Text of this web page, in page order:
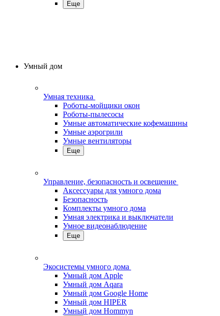
Еще
Умный дом
Умная техника
Роботы-мойщики окон
Роботы-пылесосы
Умные автоматические кофемашины
Умные аэрогрили
Умные вентиляторы
Еще
Управление, безопасность и освещение
Аксессуары для умного дома
Безопасность
Комплекты умного дома
Умная электрика и выключатели
Умное видеонаблюдение
Еще
Экосистемы умного дома
Умный дом Apple
Умный дом Aqara
Умный дом Google Home
Умный дом HIPER
Умный дом Hommyn